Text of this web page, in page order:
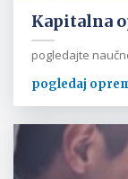
Kapitalna
pogledajte
pogledaj